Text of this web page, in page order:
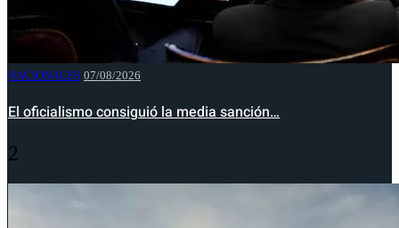
NACIONALES 07/08/2026
El oficialismo consiguió la media sanción…
2